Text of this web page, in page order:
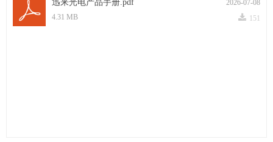
2026-07-08
迅来光电产品手册.pdf
끂 151
4.31 MB